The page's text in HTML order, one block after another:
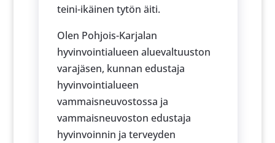
teini-ikäinen tytön äiti.
Olen Pohjois-Karjalan
hyvinvointialueen aluevaltuuston
varajäsen, kunnan edustaja
hyvinvointialueen
vammaisneuvostossa ja
vammaisneuvoston edustaja
hyvinvoinnin ja terveyden